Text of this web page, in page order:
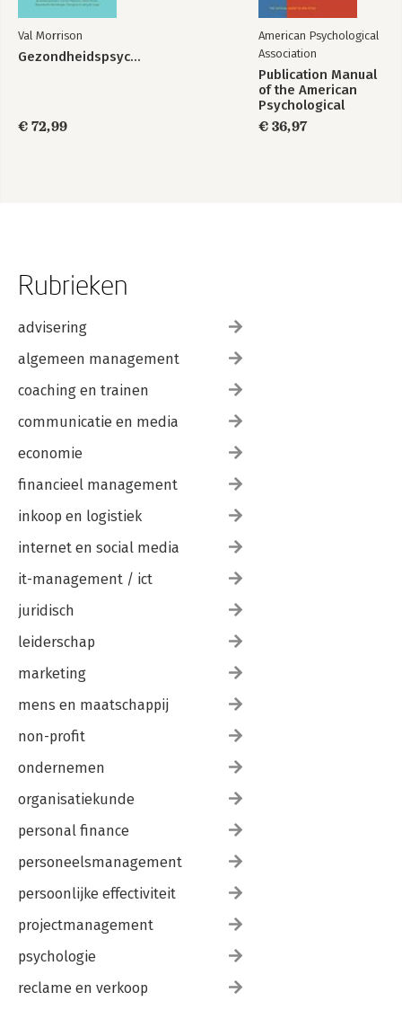
Val Morrison
Gezondheidspsychologie
€ 72,99
American Psychological
Association
Publication Manual
of the American
Psychological
Association 2020
€ 36,97
Rubrieken
advisering
algemeen management
coaching en trainen
communicatie en media
economie
financieel management
inkoop en logistiek
internet en social media
it-management / ict
juridisch
leiderschap
marketing
mens en maatschappij
non-profit
ondernemen
organisatiekunde
personal finance
personeelsmanagement
persoonlijke effectiviteit
projectmanagement
psychologie
reclame en verkoop